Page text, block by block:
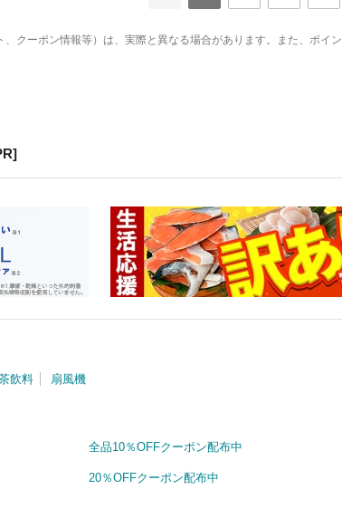
クーポン情報等）は、実際と異なる場合があります。また、ポイ
飲料 扇風機
全品10％OFFクーポン配布中
20％OFFクーポン配布中